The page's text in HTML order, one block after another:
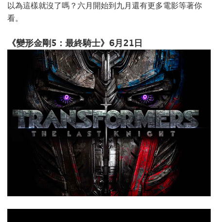
以為這樣就沒了嗎？六月開始到九月還有更多電影等著你
看。
《變形金剛5：最終騎士》6月21日